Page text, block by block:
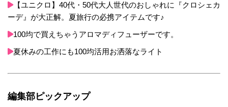
【ユニクロ】40代・50代大人世代のおしゃれに『クロシェカ
ーデ』が大正解。夏旅行の必携アイテムです♪
100均で買えちゃうアロマディフューザーです。
夏休みの工作にも100均活用お洒落なライト
編集部ピックアップ